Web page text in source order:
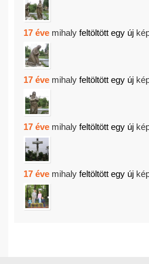
17 éve mihaly feltöltött egy új
17 éve mihaly feltöltött egy új
17 éve mihaly feltöltött egy új
17 éve mihaly feltöltött egy új